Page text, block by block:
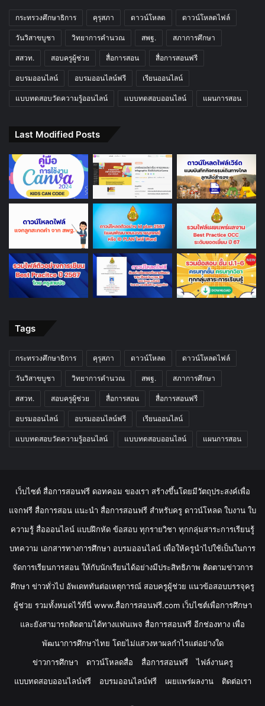
กระทรวงศึกษาธิการ คุรุสภา ดาวน์โหลด ดาวน์โหลดไฟล์
วันวิสาขบูชา วิทยาการคำนวณ สพฐ. สภาการศึกษา
สสวท. สอบครูผู้ช่วย สื่อการสอน สื่อการสอนฟรี
อบรมออนไลน์ อบรมออนไลน์ฟรี เรียนออนไลน์
แบบทดสอบวัดความรู้ออนไลน์ แบบทดสอบออนไลน์ แผนการสอน
Last Modified Posts
Tags
กระทรวงศึกษาธิการ คุรุสภา ดาวน์โหลด ดาวน์โหลดไฟล์
วันวิสาขบูชา วิทยาการคำนวณ สพฐ. สภาการศึกษา
สสวท. สอบครูผู้ช่วย สื่อการสอน สื่อการสอนฟรี
อบรมออนไลน์ อบรมออนไลน์ฟรี เรียนออนไลน์
แบบทดสอบวัดความรู้ออนไลน์ แบบทดสอบออนไลน์ แผนการสอน
เว็บไซต์ สื่อการสอนฟรี ดอทคอม ของเรา สร้างขึ้นโดยมีวัตถุประสงค์เพื่อ
แจกฟรี สื่อการสอน แนะนำ สื่อการสอนฟรี สำหรับครู ดาวน์โหลด ใบงาน ใบ
ความรู้ สื่อออนไลน์ แบบฝึกหัด ข้อสอบ ทุกรายวิชา ทุกกลุ่มสาระการเรียนรู้
บทความ เอกสารทางการศึกษา อบรมออนไลน์ เพื่อให้ครูนำไปใช้เป็นในการ
จัดการเรียนการสอน ให้กับนักเรียนได้อย่างมีประสิทธิภาพ ติดตามข่าวการ
ศึกษา ข่าวทั่วไป อัพเดททันต่อเหตุการณ์ สอบครูผู้ช่วย แนวข้อสอบบรรจุครู
ผู้ช่วย รวมทั้งหมดไว้ที่นี่ www.สื่อการสอนฟรี.com เว็บไซต์เพื่อการศึกษา
และยังสามารถติดตามได้ทางแฟนเพจ สื่อการสอนฟรี อีกช่องทาง เพื่อ
พัฒนาการศึกษาไทย โดยไม่แสวงหาผลกำไรแต่อย่างใด
ข่าวการศึกษา
ดาวน์โหลดสื่อ สื่อการสอนฟรี
ไฟล์งานครู
แบบทดสอบออนไลน์ฟรี
อบรมออนไลน์ฟรี เผยแพร่ผลงาน ติดต่อเรา